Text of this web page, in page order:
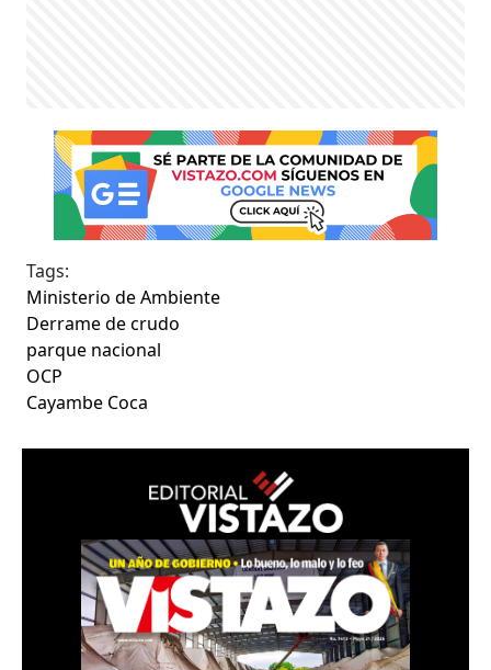
Tags:
Ministerio de Ambiente
Derrame de crudo
parque nacional
OCP
Cayambe Coca